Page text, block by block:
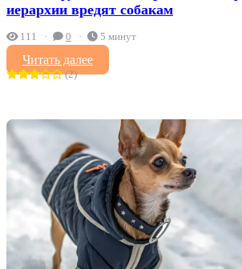
иерархии вредят собакам
111 0 5 минут
Читать далее
(2)